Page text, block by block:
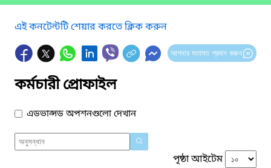
এই কনটেন্টটি শেয়ার করতে ক্লিক করুন
আপনার মতামত প্রদান করুন
কর্মচারী প্রোফাইল
এডভান্সড অপশনগুলো দেখান
পৃষ্ঠা আইটেম